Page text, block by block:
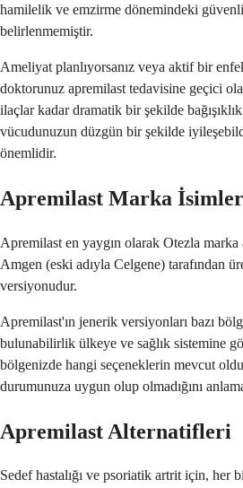
hamilelik ve emzirme dönemindeki
belirlenmemiştir.
Ameliyat planlıyorsanız veya aktif bir
doktorunuz apremilast tedavisine geçici
ilaçlar kadar dramatik bir şekilde
vücudunuzun düzgün bir şekilde
önemlidir.
Apremilast Marka
Apremilast en yaygın olarak Otezla marka
Amgen (eski adıyla Celgene) tarafından
versiyonudur.
Apremilast'ın jenerik versiyonları bazı
bulunabilirlik ülkeye ve sağlık sistemine
bölgenizde hangi seçeneklerin mevcut
durumunuza uygun olup olmadığını
Apremilast Alternatifleri
Sedef hastalığı ve psoriatik artrit için, her